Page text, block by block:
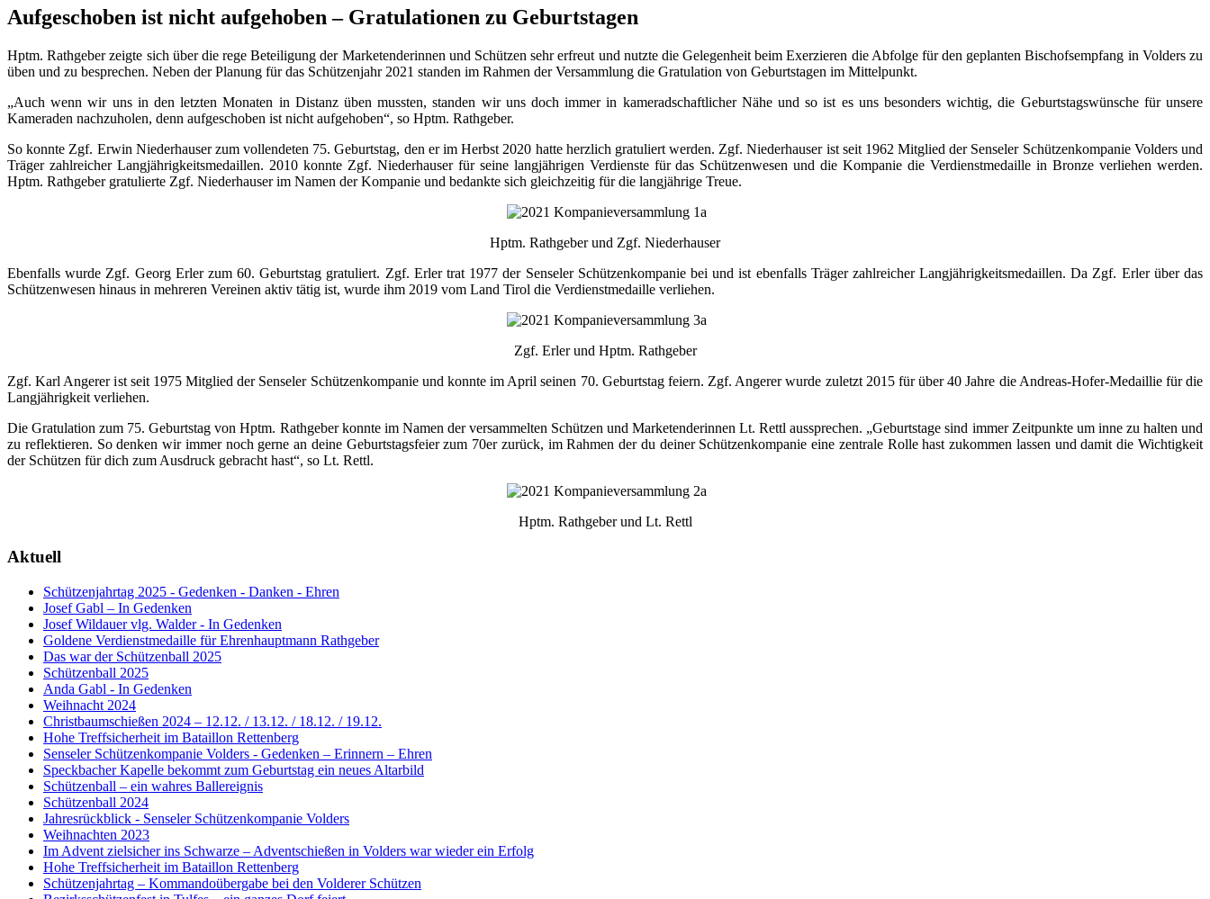
Aufgeschoben ist nicht aufgehoben – Gratulationen zu Geburtstagen
Hptm. Rathgeber zeigte sich über die rege Beteiligung der Marketenderinnen und Schützen sehr erfreut und nutzte die Gelegenheit beim Exerzieren die Abfolge für den geplanten Bischofsempfang in Volders zu
üben und zu besprechen. Neben der Planung für das Schützenjahr 2021 standen im Rahmen der Versammlung die Gratulation von Geburtstagen im Mittelpunkt.
„Auch wenn wir uns in den letzten Monaten in Distanz üben mussten, standen wir uns doch immer in kameradschaftlicher Nähe und so ist es uns besonders wichtig, die Geburtstagswünsche für unsere
Kameraden nachzuholen, denn aufgeschoben ist nicht aufgehoben“, so Hptm. Rathgeber.
So konnte Zgf. Erwin Niederhauser zum vollendeten 75. Geburtstag, den er im Herbst 2020 hatte herzlich gratuliert werden. Zgf. Niederhauser ist seit 1962 Mitglied der Senseler Schützenkompanie Volders und
Träger zahlreicher Langjährigkeitsmedaillen. 2010 konnte Zgf. Niederhauser für seine langjährigen Verdienste für das Schützenwesen und die Kompanie die Verdienstmedaille in Bronze verliehen werden.
Hptm. Rathgeber gratulierte Zgf. Niederhauser im Namen der Kompanie und bedankte sich gleichzeitig für die langjährige Treue.
Hptm. Rathgeber und Zgf. Niederhauser
Ebenfalls wurde Zgf. Georg Erler zum 60. Geburtstag gratuliert. Zgf. Erler trat 1977 der Senseler Schützenkompanie bei und ist ebenfalls Träger zahlreicher Langjährigkeitsmedaillen. Da Zgf. Erler über das
Schützenwesen hinaus in mehreren Vereinen aktiv tätig ist, wurde ihm 2019 vom Land Tirol die Verdienstmedaille verliehen.
Zgf. Erler und Hptm. Rathgeber
Zgf. Karl Angerer ist seit 1975 Mitglied der Senseler Schützenkompanie und konnte im April seinen 70. Geburtstag feiern. Zgf. Angerer wurde zuletzt 2015 für über 40 Jahre die Andreas-Hofer-Medaillie für die
Langjährigkeit verliehen.
Die Gratulation zum 75. Geburtstag von Hptm. Rathgeber konnte im Namen der versammelten Schützen und Marketenderinnen Lt. Rettl aussprechen. „Geburtstage sind immer Zeitpunkte um inne zu halten und
zu reflektieren. So denken wir immer noch gerne an deine Geburtstagsfeier zum 70er zurück, im Rahmen der du deiner Schützenkompanie eine zentrale Rolle hast zukommen lassen und damit die Wichtigkeit
der Schützen für dich zum Ausdruck gebracht hast“, so Lt. Rettl.
Hptm. Rathgeber und Lt. Rettl
Aktuell
Schützenjahrtag 2025 - Gedenken - Danken - Ehren
Josef Gabl – In Gedenken
Josef Wildauer vlg. Walder - In Gedenken
Goldene Verdienstmedaille für Ehrenhauptmann Rathgeber
Das war der Schützenball 2025
Schützenball 2025
Anda Gabl - In Gedenken
Weihnacht 2024
Christbaumschießen 2024 – 12.12. / 13.12. / 18.12. / 19.12.
Hohe Treffsicherheit im Bataillon Rettenberg
Senseler Schützenkompanie Volders - Gedenken – Erinnern – Ehren
Speckbacher Kapelle bekommt zum Geburtstag ein neues Altarbild
Schützenball – ein wahres Ballereignis
Schützenball 2024
Jahresrückblick - Senseler Schützenkompanie Volders
Weihnachten 2023
Im Advent zielsicher ins Schwarze – Adventschießen in Volders war wieder ein Erfolg
Hohe Treffsicherheit im Bataillon Rettenberg
Schützenjahrtag – Kommandoübergabe bei den Volderer Schützen